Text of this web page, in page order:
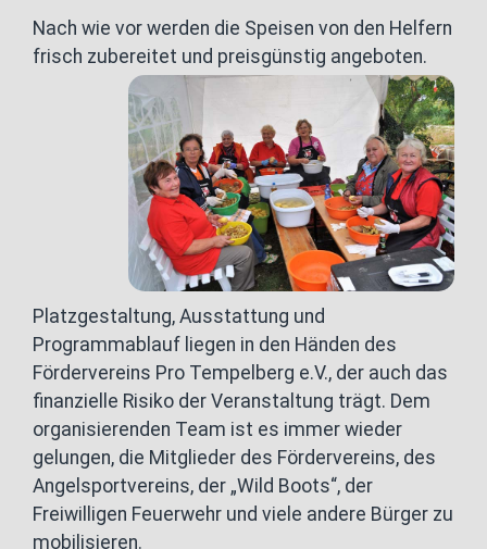
Nach wie vor werden die Speisen von den Helfern
frisch zubereitet und preisgünstig angeboten.
Platzgestaltung, Ausstattung und
Programmablauf liegen in den Händen des
Fördervereins Pro Tempelberg e.V., der auch das
finanzielle Risiko der Veranstaltung trägt. Dem
organisierenden Team ist es immer wieder
gelungen, die Mitglieder des Fördervereins, des
Angelsportvereins, der „Wild Boots“, der
Freiwilligen Feuerwehr und viele andere Bürger zu
mobilisieren.